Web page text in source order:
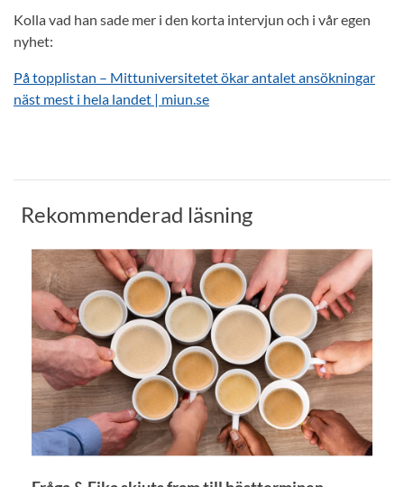
Kolla vad han sade mer i den korta intervjun och i vår egen
nyhet:
På topplistan – Mittuniversitetet ökar antalet ansökningar
näst mest i hela landet | miun.se
Rekommenderad läsning